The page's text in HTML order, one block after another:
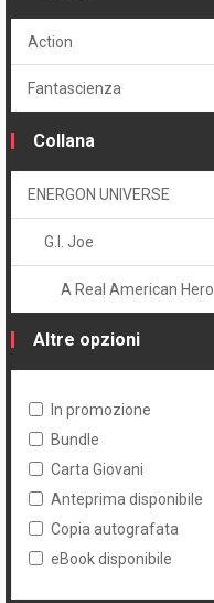
Action
Fantascienza
Collana
ENERGON UNIVERSE
G.I. Joe
A Real American Hero
Altre opzioni
In promozione
Bundle
Carta Giovani
Anteprima disponibile
Copia autografata
eBook disponibile